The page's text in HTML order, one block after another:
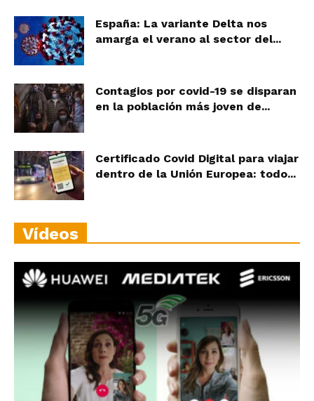
España: La variante Delta nos
amarga el verano al sector del...
Contagios por covid-19 se disparan
en la población más joven de...
Certificado Covid Digital para viajar
dentro de la Unión Europea: todo...
Vídeos